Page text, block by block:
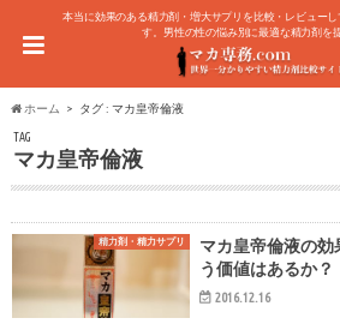
本当に効果のある精力剤・増大サプリを比較・レビュー
す。男性の性の悩み別に最適な精力剤を
ホーム タグ : マカ皇帝倫液
TAG
マカ皇帝倫液
精力剤・精力サプリ
マカ皇帝倫液の
う価値はあるか？
2016.12.16